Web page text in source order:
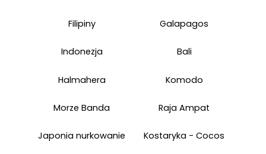
Filipiny Galapagos
Indonezja Bali
Halmahera Komodo
Morze Banda Raja Ampat
Japonia nurkowanie Kostaryka - Cocos